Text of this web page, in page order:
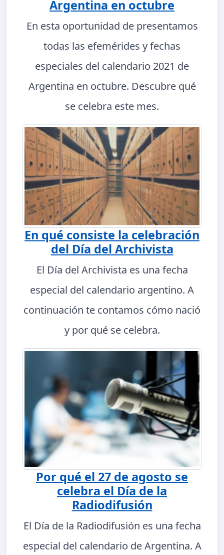
Argentina en octubre
En esta oportunidad de presentamos
todas las efemérides y fechas
especiales del calendario 2021 de
Argentina en octubre. Descubre qué
se celebra este mes.
En qué consiste la celebración
del Día del Archivista
El Día del Archivista es una fecha
especial del calendario argentino. A
continuación te contamos cómo nació
y por qué se celebra.
Por qué el 27 de agosto se
celebra el Día de la
Radiodifusión
El Día de la Radiodifusión es una fecha
especial del calendario de Argentina. A